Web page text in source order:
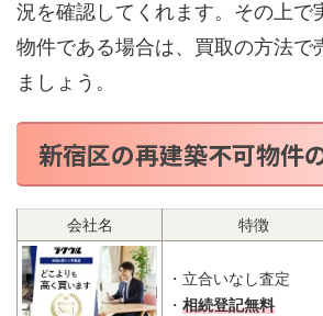
況を確認してくれます。その上で
物件である場合は、買取の方法で
ましょう。
新宿区の再建築不可物件
会社名 特徴
・立合いなし査定
・ 相続登記無料